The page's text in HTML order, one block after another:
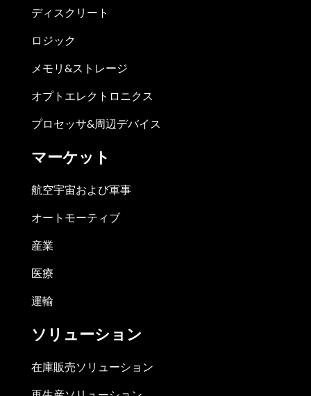
ディスクリート
ロジック
メモリ&ストレージ
オプトエレクトロニクス
プロセッサ&周辺デバイス
マーケット
航空宇宙および軍事
オートモーティブ
産業
医療
運輸
ソリューション
在庫販売ソリューション